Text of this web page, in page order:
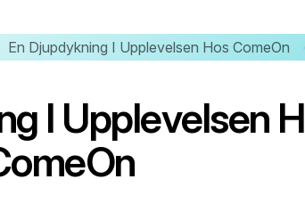
En Djupdykning I Upplevelsen Hos ComeOn
g I Upplevelsen H
omeOn